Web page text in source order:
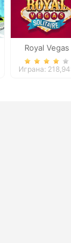
Royal Vegas
Solitaire
Играна: